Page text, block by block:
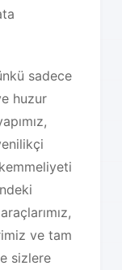
sadece
huzur
ve tam
sizlere